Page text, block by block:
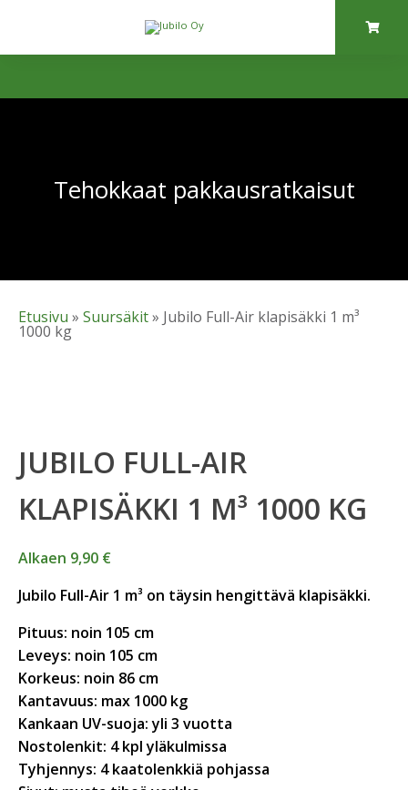
Tehokkaat pakkaus­ratkaisut
Etusivu » Suursäkit» Jubilo Full-Air klapisäkki 1 m³
1000 kg
JUBILO FULL-AIR
KLAPISÄKKI 1 M³ 1000 KG
Alkaen 9,90 €
Jubilo Full-Air 1 m³ on täysin hengittävä klapisäkki.
Pituus: noin 105 cm
Leveys: noin 105 cm
Korkeus: noin 86 cm
Kantavuus: max 1000 kg
Kankaan UV-suoja: yli 3 vuotta
Nostolenkit: 4 kpl yläkulmissa
Tyhjennys: 4 kaatolenkkiä pohjassa